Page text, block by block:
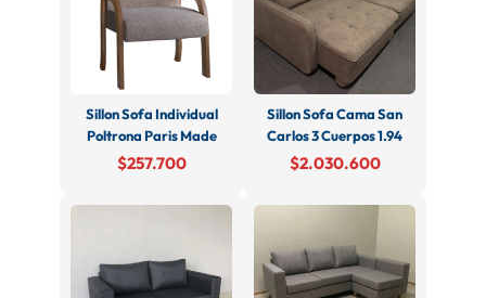
Sillon Sofa Individual
Poltrona Paris Made
$257.700
Sillon Sofa Cama San
Carlos 3 Cuerpos 1.94
$2.030.600